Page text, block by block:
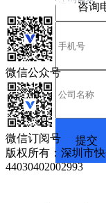
咨询
微信公众号
微信订阅号
版权所有：深圳市
44030402002993